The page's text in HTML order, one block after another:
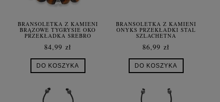
BRANSOLETKA Z KAMIENI
BRĄZOWE TYGRYSIE OKO
PRZEKŁADKA SREBRO
84,99 zł
DO KOSZYKA
BRANSOLETKA Z KAMIENI
ONYKS PRZEKŁADKI STAL
SZLACHETNA
86,99 zł
DO KOSZYKA